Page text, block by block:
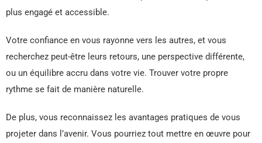
plus engagé et accessible.
Votre confiance en vous rayonne vers les autres, et vous
recherchez peut-être leurs retours, une perspective différente,
ou un équilibre accru dans votre vie. Trouver votre propre
rythme se fait de manière naturelle.
De plus, vous reconnaissez les avantages pratiques de vous
projeter dans l’avenir. Vous pourriez tout mettre en œuvre pour